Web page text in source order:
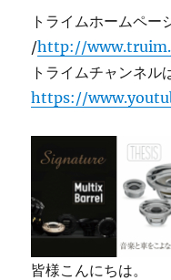
トライムホームペ
/http://
トライムチャンネル
https://
皆様こんにちは。